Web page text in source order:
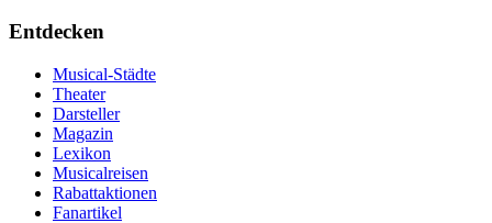
Entdecken
Musical-Städte
Theater
Darsteller
Magazin
Lexikon
Musicalreisen
Rabattaktionen
Fanartikel